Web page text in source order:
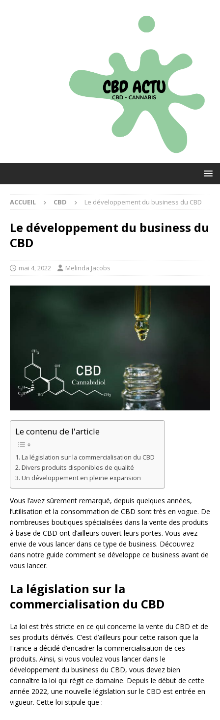
ACCUEIL CBD Le développement du business du CBD
Le développement du business du
CBD
mai 4, 2022 Melinda Jacobs
Le contenu de l'article
La législation sur la commercialisation du CBD
Divers produits disponibles de qualité
Un développement en pleine expansion
Vous l’avez sûrement remarqué, depuis quelques années,
l’utilisation et la consommation de CBD sont très en vogue. De
nombreuses boutiques spécialisées dans la vente des produits
à base de CBD ont d’ailleurs ouvert leurs portes. Vous avez
envie de vous lancer dans ce type de business. Découvrez
dans notre guide comment se développe ce business avant de
vous lancer.
La législation sur la
commercialisation du CBD
La loi est très stricte en ce qui concerne la vente du CBD et de
ses produits dérivés. C’est d’ailleurs pour cette raison que la
France a décidé d’encadrer la commercialisation de ces
produits. Ainsi, si vous voulez vous lancer dans le
développement du business du CBD, vous devez bien
connaître la loi qui régit ce domaine. Depuis le début de cette
année 2022, une nouvelle législation sur le CBD est entrée en
vigueur. Cette loi stipule que :